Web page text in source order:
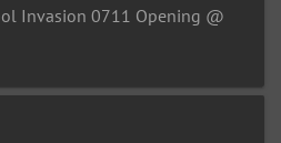
Invasion 0711 Opening @